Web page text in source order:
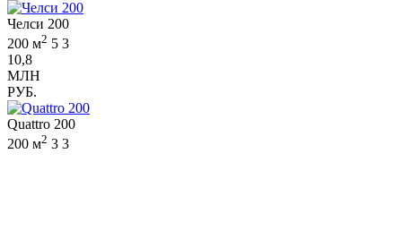
Челси 200
200 м2 5 3
10,8
МЛН
РУБ.
Quattro 200
200 м2 3 3